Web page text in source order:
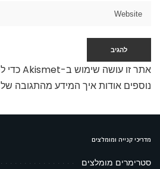
אתר זו עושה שימוש ב-Akismet כדי לסנן תגובות זבל.
נוספים אודות איך המידע מהתגובה
מדריכי קנייה ומומלצים
סטרימרים מומלצים